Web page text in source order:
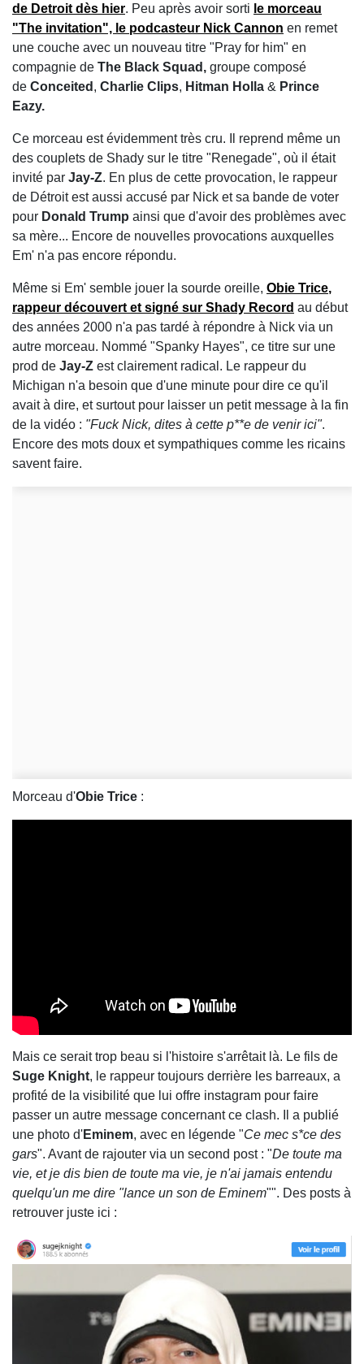
de Detroit dès hier. Peu après avoir sorti le morceau
"The invitation", le podcasteur Nick Cannon en remet
une couche avec un nouveau titre "Pray for him" en
compagnie de The Black Squad, groupe composé
de Conceited , Charlie Clips, Hitman Holla & Prince
Eazy.
Ce morceau est évidemment très cru. Il reprend même un
des couplets de Shady sur le titre "Renegade", où il était
invité par Jay-Z. En plus de cette provocation, le rappeur
de Détroit est aussi accusé par Nick et sa bande de voter
pour Donald Trump ainsi que d'avoir des problèmes avec
sa mère... Encore de nouvelles provocations auxquelles
Em' n'a pas encore répondu.
Même si Em' semble jouer la sourde oreille, Obie Trice,
rappeur découvert et signé sur Shady Record au début
des années 2000 n'a pas tardé à répondre à Nick via un
autre morceau. Nommé "Spanky Hayes", ce titre sur une
prod de Jay-Z est clairement radical. Le rappeur du
Michigan n'a besoin que d'une minute pour dire ce qu'il
avait à dire, et surtout pour laisser un petit message à la fin
de la vidéo : "Fuck Nick, dites à cette p**e de venir ici".
Encore des mots doux et sympathiques comme les ricains
savent faire.
Morceau d'Obie Trice :
Mais ce serait trop beau si l'histoire s'arrêtait là. Le fils de
Suge Knight, le rappeur toujours derrière les barreaux, a
profité de la visibilité que lui offre instagram pour faire
passer un autre message concernant ce clash. Il a publié
une photo d'Eminem, avec en légende "Ce mec s*ce des
gars". Avant de rajouter via un second post : "De toute ma
vie, et je dis bien de toute ma vie, je n'ai jamais entendu
quelqu'un me dire "lance un son de Eminem"". Des posts à
retrouver juste ici :